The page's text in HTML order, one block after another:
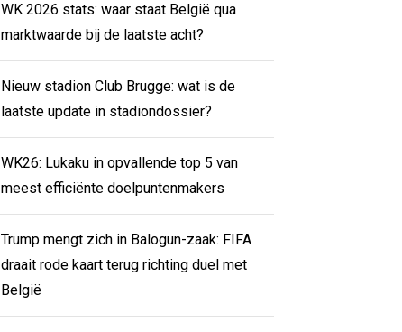
WK 2026 stats: waar staat België qua
marktwaarde bij de laatste acht?
Nieuw stadion Club Brugge: wat is de
laatste update in stadiondossier?
WK26: Lukaku in opvallende top 5 van
meest efficiënte doelpuntenmakers
Trump mengt zich in Balogun-zaak: FIFA
draait rode kaart terug richting duel met
België